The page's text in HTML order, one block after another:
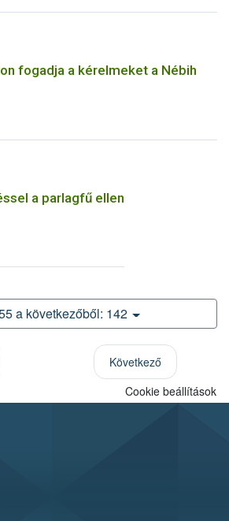
fogadja a kérelmeket a Nébih
a parlagfű ellen
a következőből: 142
Következő
Cookie beállítások